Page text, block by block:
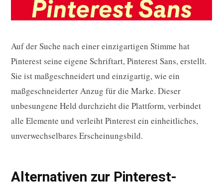
Auf der Suche nach einer einzigartigen Stimme hat
Pinterest seine eigene Schriftart, Pinterest Sans, erstellt.
Sie ist maßgeschneidert und einzigartig, wie ein
maßgeschneiderter Anzug für die Marke. Dieser
unbesungene Held durchzieht die Plattform, verbindet
alle Elemente und verleiht Pinterest ein einheitliches,
unverwechselbares Erscheinungsbild.
Alternativen zur Pinterest-